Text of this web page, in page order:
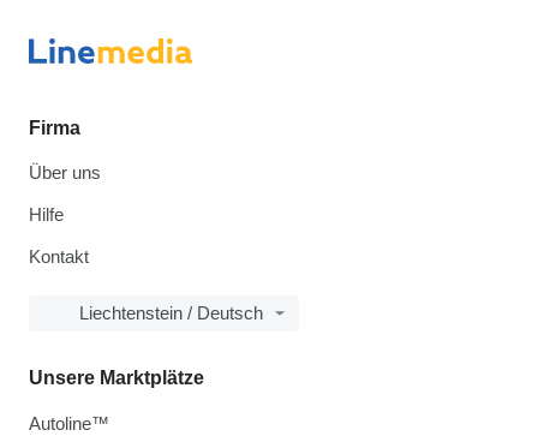
Firma
Über uns
Hilfe
Kontakt
Liechtenstein / Deutsch
Unsere Marktplätze
Autoline™